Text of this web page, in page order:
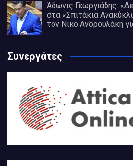
Άδωνις Γεωργιάδης:
στα «Σπιτάκια
τον Νίκο Ανδρουλάκη
Συνεργάτες